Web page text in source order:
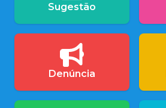
Sugestão
Denúncia